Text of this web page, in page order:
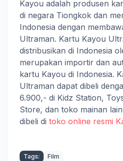
Kayou adalah produsen
di negara Tiongkok dan
Indonesia dengan
Ultraman. Kartu Kayou
distribusikan di Indonesia
merupakan importir dan
kartu Kayou di Indonesia.
Ultraman dapat dibeli
6.900,- di Kidz Station,
Store, dan toko mainan
dibeli di toko online resmi
Tags: Film